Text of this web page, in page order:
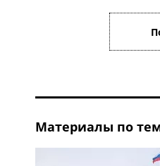
Материалы по